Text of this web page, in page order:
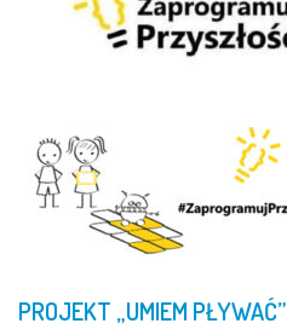
PROJEKT „UMIEMPŁYWAĆ”